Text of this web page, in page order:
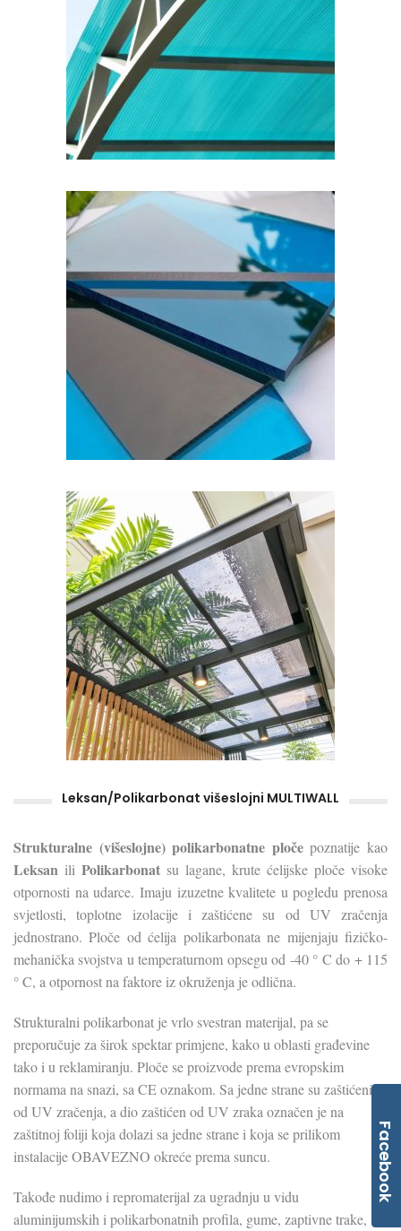
Leksan/Polikarbonat višeslojni MULTIWALL
Strukturalne (višeslojne) polikarbonatne pločepoznatije kao
Leksan ili Polikarbonat su lagane, krute ćelijske ploče visoke
otpornosti na udarce. Imaju izuzetne kvalitete u pogledu prenosa
svjetlosti, toplotne izolacije i zaštićene su od UV zračenja
jednostrano. Ploče od ćelija polikarbonata ne mijenjaju fizičko-
mehanička svojstva u temperaturnom opsegu od -40 ° C do + 115
° C, a otpornost na faktore iz okruženja je odlična.
Strukturalni polikarbonat je vrlo svestran materijal, pa se
preporučuje za širok spektar primjene, kako u oblasti građevine
tako i u reklamiranju. Ploče se proizvode prema evropskim
normama na snazi, sa CE oznakom. Sa jedne strane su zaštićeni
od UV zračenja, a dio zaštićen od UV zraka označen je na
zaštitnoj foliji koja dolazi sa jedne strane i koja se prilikom
instalacije OBAVEZNO okreće prema suncu.
Takođe nudimo i repromaterijal za ugradnju u vidu
aluminijumskih i polikarbonatnih profila, gume, zaptivne trake,
Facebook